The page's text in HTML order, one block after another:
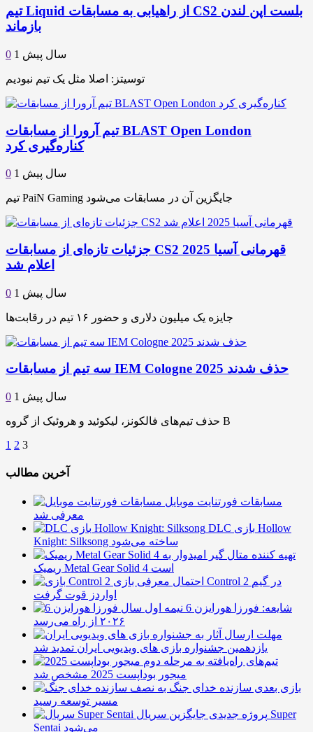
تیم Liquid از راهیابی به مسابقات CS2 بلست اپن لندن
بازماند
0 1 سال پیش
توسیتز: اصلا مثل یک تیم نبودیم
تیم آرورا از مسابقات BLAST Open London
کناره‌گیری کرد
0 1 سال پیش
تیم PaiN Gaming جایگزین آن در مسابقات می‌شود
جزئیات تازه‌ای از مسابقات CS2 قهرمانی آسیا 2025
اعلام شد
0 1 سال پیش
جایزه یک میلیون دلاری و حضور ۱۶ تیم در رقابت‌ها
سه تیم از مسابقات IEM Cologne 2025 حذف شدند
0 1 سال پیش
حذف تیم‌های فالکونز، لیکوئید و هروئیک از گروه B
1 2 3
آخرین مطالب
مسابقات فورتنایت موبایل
معرفی شد
DLC بازی Hollow
Knight: Silksong ساخته می‌شود
تهیه کننده متال گیر امیدوار به
ریمیک Metal Gear Solid 4 است
احتمال معرفی بازی Control 2 در گیم
اواردز قوت گرفت
شایعه: فورزا هورایزن 6 نیمه اول سال
۲۰۲۶ از راه می‌رسد
مهلت ارسال آثار به
یازدهمین جشنواره بازی های ویدیویی ایران تمدید شد
تیم‌های راه‌یافته به مرحله دوم
میجور بوداپست 2025 مشخص شد
بازی بعدی سازنده خدای جنگ به نصف
مسیر توسعه رسید
پروژه جدیدی جایگزین سریال Super
Sentai می‌شود